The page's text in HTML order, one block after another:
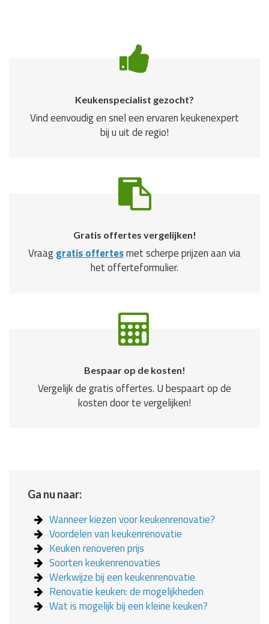
Keukenspecialist gezocht?
Vind eenvoudig en snel een ervaren keukenexpert
bij u uit de regio!
Gratis offertes vergelijken!
Vraaggratis offertesmet scherpe prijzen aan via
het offerteformulier.
Bespaar op de kosten!
Vergelijk de gratis offertes. U bespaart op de
kosten door te vergelijken!
Ga nu naar:
Wanneer kiezen voor keukenrenovatie?
Voordelen van keukenrenovatie
Keuken renoveren prijs
Soorten keukenrenovaties
Werkwijze bij een keukenrenovatie
Renovatie keuken: de mogelijkheden
Wat is mogelijk bij een kleine keuken?